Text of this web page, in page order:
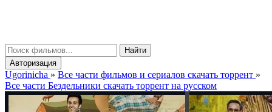
Найти
Авторизация
Ugorinicha » Все части фильмов и сериалов скачать торрент »
Все части Бездельники скачать торрент на русском